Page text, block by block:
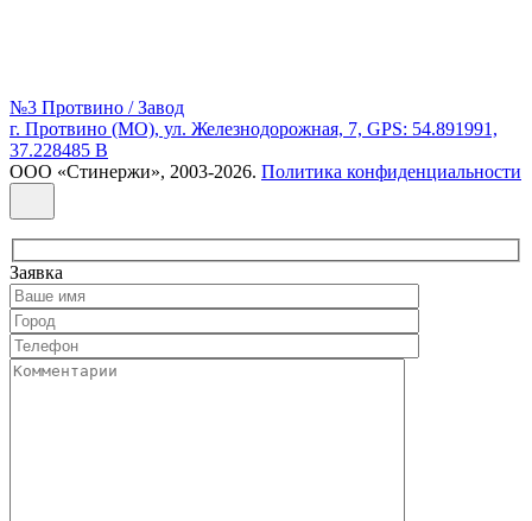
№3 Протвино / Завод
г. Протвино (МО), ул. Железнодорожная, 7, GPS: 54.891991,
37.228485 В
ООО «Стинержи», 2003-2026. Политика конфиденциальности
Заявка